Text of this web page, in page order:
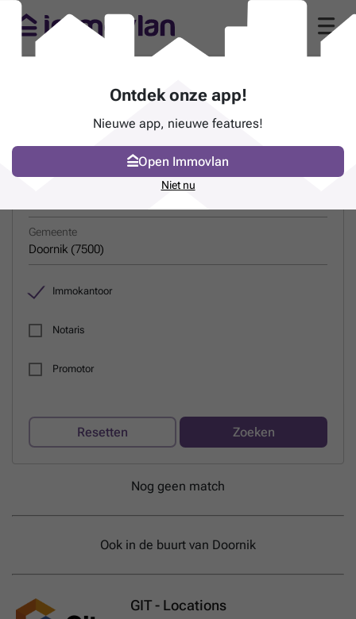
ZOEK EEN PROFESSIONAL
Gemeente
Immokantoor
Notaris
Promotor
Resetten Zoeken
Nog geen match
Ook in de buurt van Doornik
GIT - Locations
Ontdek onze app!
Nieuwe app, nieuwe features!
Open Immovlan
Niet nu